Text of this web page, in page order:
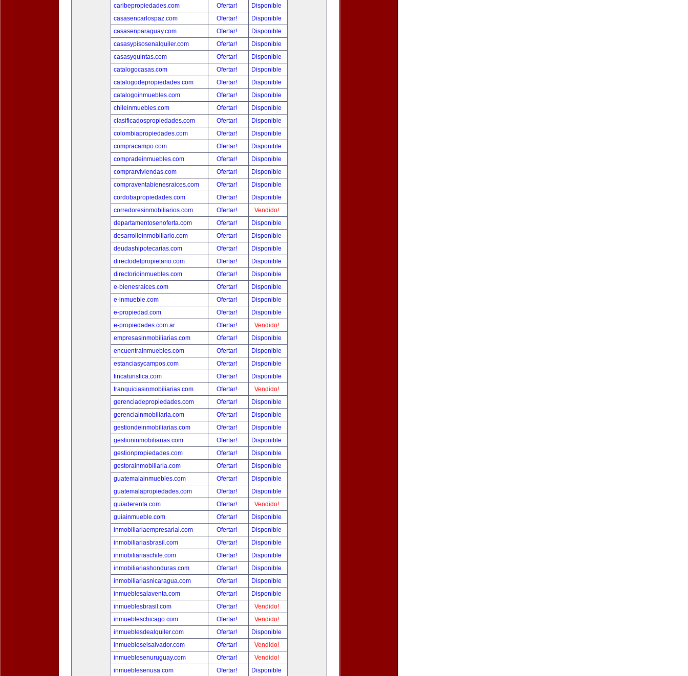
caribepropiedades.com
Ofertar!
Disponible
casasencarlospaz.com
Ofertar!
Disponible
casasenparaguay.com
Ofertar!
Disponible
casasypisosenalquiler.com
Ofertar!
Disponible
casasyquintas.com
Ofertar!
Disponible
catalogocasas.com
Ofertar!
Disponible
catalogodepropiedades.com
Ofertar!
Disponible
catalogoinmuebles.com
Ofertar!
Disponible
chileinmuebles.com
Ofertar!
Disponible
clasificadospropiedades.com
Ofertar!
Disponible
colombiapropiedades.com
Ofertar!
Disponible
compracampo.com
Ofertar!
Disponible
compradeinmuebles.com
Ofertar!
Disponible
comprarviviendas.com
Ofertar!
Disponible
compraventabienesraices.com
Ofertar!
Disponible
cordobapropiedades.com
Ofertar!
Disponible
corredoresinmobiliarios.com
Ofertar!
Vendido!
departamentosenoferta.com
Ofertar!
Disponible
desarrolloinmobiliario.com
Ofertar!
Disponible
deudashipotecarias.com
Ofertar!
Disponible
directodelpropietario.com
Ofertar!
Disponible
directorioinmuebles.com
Ofertar!
Disponible
e-bienesraices.com
Ofertar!
Disponible
e-inmueble.com
Ofertar!
Disponible
e-propiedad.com
Ofertar!
Disponible
e-propiedades.com.ar
Ofertar!
Vendido!
empresasinmobiliarias.com
Ofertar!
Disponible
encuentrainmuebles.com
Ofertar!
Disponible
estanciasycampos.com
Ofertar!
Disponible
fincaturistica.com
Ofertar!
Disponible
franquiciasinmobiliarias.com
Ofertar!
Vendido!
gerenciadepropiedades.com
Ofertar!
Disponible
gerenciainmobiliaria.com
Ofertar!
Disponible
gestiondeinmobiliarias.com
Ofertar!
Disponible
gestioninmobiliarias.com
Ofertar!
Disponible
gestionpropiedades.com
Ofertar!
Disponible
gestorainmobiliaria.com
Ofertar!
Disponible
guatemalainmuebles.com
Ofertar!
Disponible
guatemalapropiedades.com
Ofertar!
Disponible
guiaderenta.com
Ofertar!
Vendido!
guiainmueble.com
Ofertar!
Disponible
inmobiliariaempresarial.com
Ofertar!
Disponible
inmobiliariasbrasil.com
Ofertar!
Disponible
inmobiliariaschile.com
Ofertar!
Disponible
inmobiliariashonduras.com
Ofertar!
Disponible
inmobiliariasnicaragua.com
Ofertar!
Disponible
inmueblesalaventa.com
Ofertar!
Disponible
inmueblesbrasil.com
Ofertar!
Vendido!
inmuebleschicago.com
Ofertar!
Vendido!
inmueblesdealquiler.com
Ofertar!
Disponible
inmuebleselsalvador.com
Ofertar!
Vendido!
inmueblesenuruguay.com
Ofertar!
Vendido!
inmueblesenusa.com
Ofertar! Disponible